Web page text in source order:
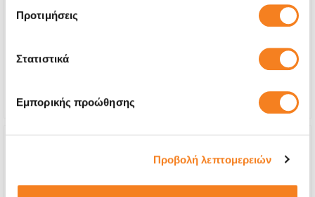
Προτιμήσεις
Στατιστικά
Εμπορικής προώθησης
Προβολή λεπτομερειών
€20,16
Χρόνος
20 λεπτά
Εφ' όρου ζωής